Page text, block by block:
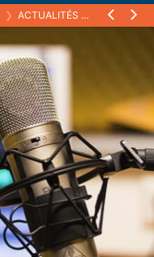
❯ ACTUALITÉS (ARCHIVES)